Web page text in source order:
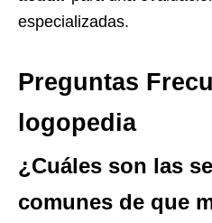
especializadas.
Preguntas
logopedia
¿Cuáles son las
comunes de que